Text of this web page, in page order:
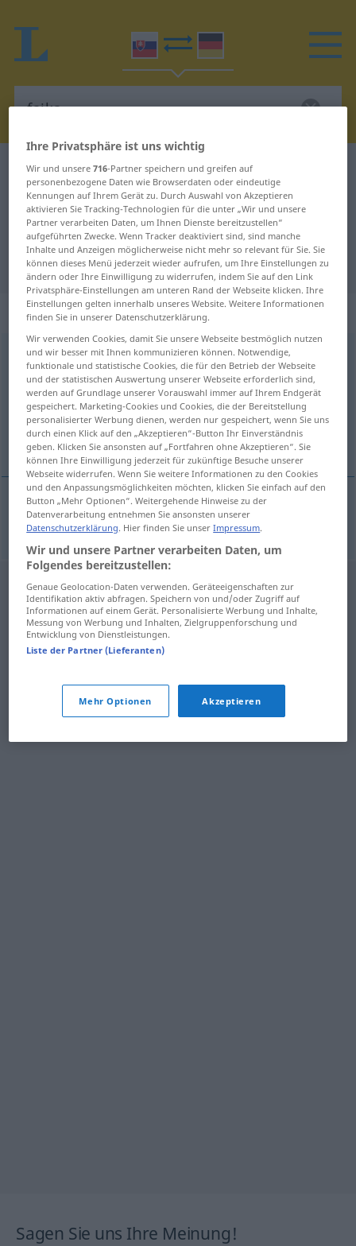
Slowakisch-Deutsch Wörterbuch fajka
Slowakisch-Deutsch Übersetzung
für "fajka"
"fajka" Deutsch Übersetzung
„fajka“: feminin
fajkaf
Übersicht aller Übersetzungen
(Für mehr Details die Übersetzung anklicken/antippen)
Pfeife
Pfeife fajka
Sagen Sie uns Ihre Meinung!
Ihre Privatsphäre ist uns wichtig
Wir und unsere716-Partner speichern und greifen auf
personenbezogene Daten wie Browserdaten oder eindeutige
Kennungen auf Ihrem Gerät zu. Durch Auswahl von Akzeptieren
aktivieren Sie Tracking-Technologien für die unter „Wir und unsere
Partner verarbeiten Daten, um Ihnen Dienste bereitzustellen“
aufgeführten Zwecke. Wenn Tracker deaktiviert sind, sind manche
Inhalte und Anzeigen möglicherweise nicht mehr so relevant für Sie. Sie
können dieses Menü jederzeit wieder aufrufen, um Ihre Einstellungen zu
ändern oder Ihre Einwilligung zu widerrufen, indem Sie auf den Link
Privatsphäre-Einstellungen am unteren Rand der Webseite klicken. Ihre
Einstellungen gelten innerhalb unseres Website. Weitere Informationen
finden Sie in unserer Datenschutzerklärung.
Wir verwenden Cookies, damit Sie unsere Webseite bestmöglich nutzen
und wir besser mit Ihnen kommunizieren können. Notwendige,
funktionale und statistische Cookies, die für den Betrieb der Webseite
und der statistischen Auswertung unserer Webseite erforderlich sind,
werden auf Grundlage unserer Vorauswahl immer auf Ihrem Endgerät
gespeichert. Marketing-Cookies und Cookies, die der Bereitstellung
personalisierter Werbung dienen, werden nur gespeichert, wenn Sie uns
durch einen Klick auf den „Akzeptieren“-Button Ihr Einverständnis
geben. Klicken Sie ansonsten auf „Fortfahren ohne Akzeptieren“. Sie
können Ihre Einwilligung jederzeit für zukünftige Besuche unserer
Webseite widerrufen. Wenn Sie weitere Informationen zu den Cookies
und den Anpassungsmöglichkeiten möchten, klicken Sie einfach auf den
Button „Mehr Optionen“. Weitergehende Hinweise zu der
Datenverarbeitung entnehmen Sie ansonsten unserer
Datenschutzerklärung. Hier finden Sie unserImpressum.
Wir und unsere Partner verarbeiten Daten, um
Folgendes bereitzustellen:
Genaue Geolocation-Daten verwenden. Geräteeigenschaften zur
Identifikation aktiv abfragen. Speichern von und/oder Zugriff auf
Informationen auf einem Gerät. Personalisierte Werbung und Inhalte,
Messung von Werbung und Inhalten, Zielgruppenforschung und
Entwicklung von Dienstleistungen.
Liste der Partner (Lieferanten)
Mehr Optionen Akzeptieren